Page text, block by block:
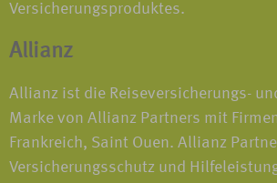
Versicherungsproduktes.
Allianz
Allianz ist die Reiseversicherungs-
Marke von Allianz Partners mit
Frankreich, Saint Ouen. Allianz
Versicherungsschutz und